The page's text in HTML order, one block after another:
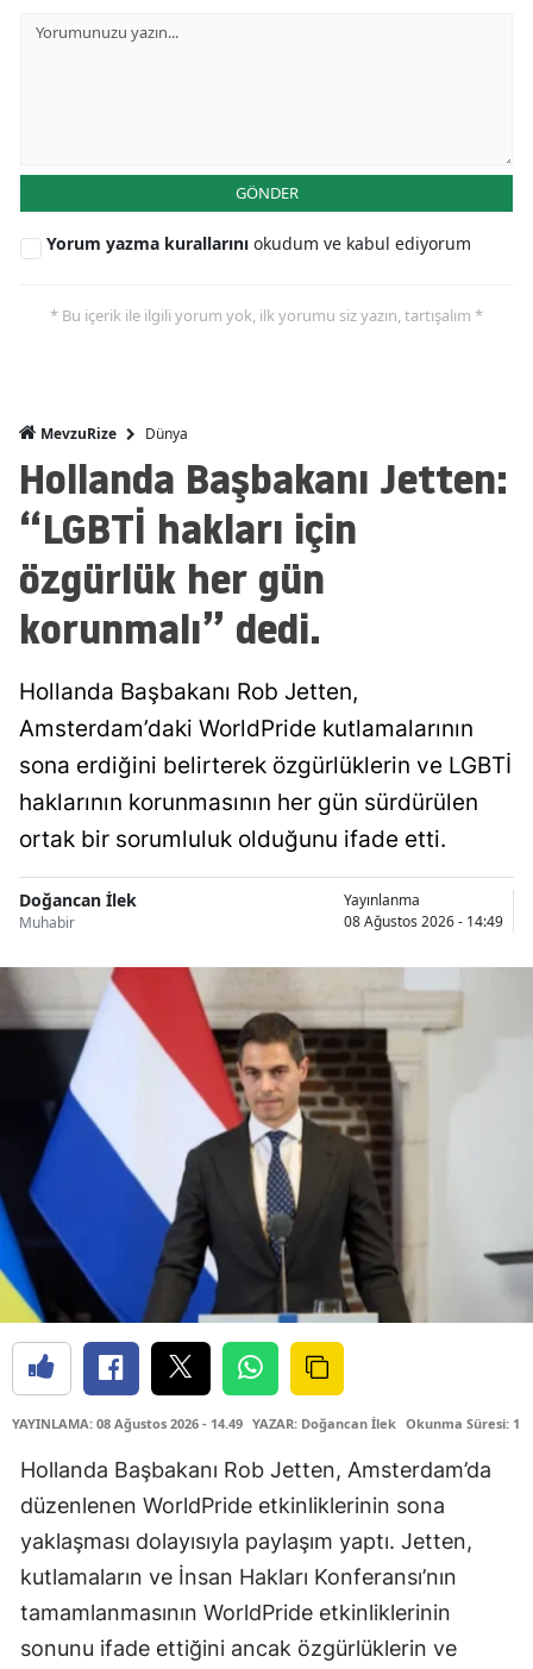
GÖNDER
Yorum yazma kurallarını okudum ve kabul ediyorum
* Bu içerik ile ilgili yorum yok, ilk yorumu siz yazın, tartışalım *
MevzuRize Dünya
Hollanda Başbakanı Jetten:
“LGBTİ hakları için
özgürlük her gün
korunmalı” dedi.
Hollanda Başbakanı Rob Jetten,
Amsterdam’daki WorldPride kutlamalarının
sona erdiğini belirterek özgürlüklerin ve LGBTİ
haklarının korunmasının her gün sürdürülen
ortak bir sorumluluk olduğunu ifade etti.
Doğancan İlek
Muhabir
Yayınlanma
08 Ağustos 2026 - 14:49
YAYINLAMA: 08 Ağustos 2026 - 14.49 YAZAR: Doğancan İlek Okunma Süresi: 1
Hollanda Başbakanı Rob Jetten, Amsterdam’da
düzenlenen WorldPride etkinliklerinin sona
yaklaşması dolayısıyla paylaşım yaptı. Jetten,
kutlamaların ve İnsan Hakları Konferansı’nın
tamamlanmasının WorldPride etkinliklerinin
sonunu ifade ettiğini ancak özgürlüklerin ve